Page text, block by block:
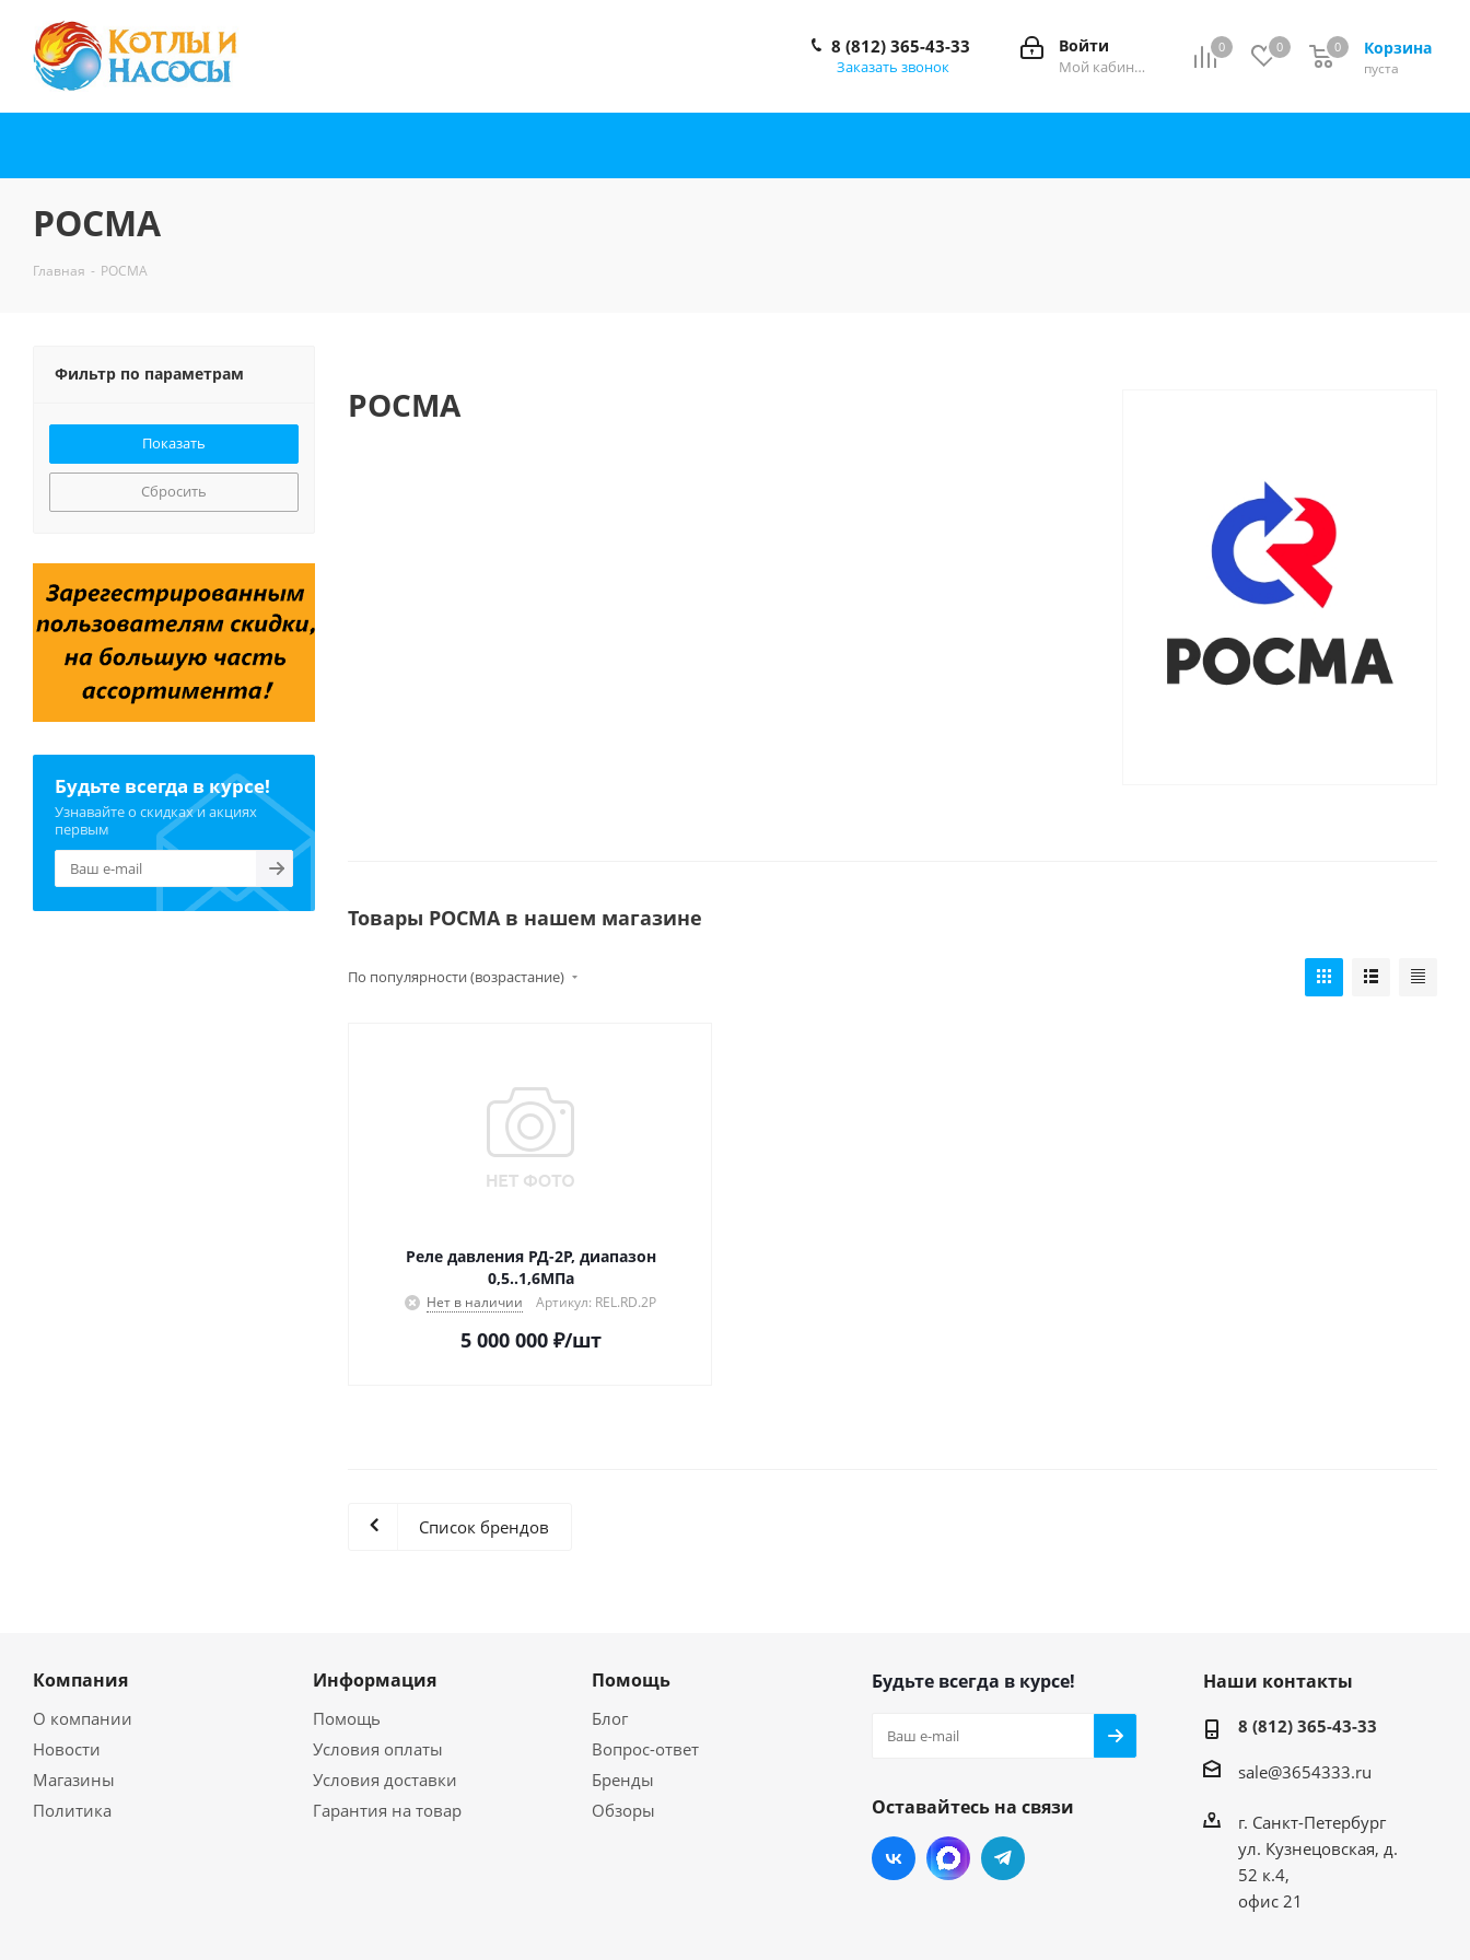
0 0 Корзина
0
пуста
0
Войти
Мой кабинет
8 (812) 365-43-33
Заказать звонок
РОСМА
Главная - РОСМА
РОСМА
Товары РОСМА в нашем магазине
По популярности (возрастание)
Реле давления РД-2Р, диапазон
0,5..1,6МПа
Нет в наличии Артикул: REL.RD.2P
5 000 000₽/шт
Список брендов
Фильтр по параметрам
Сбросить
Будьте всегда в курсе!
Узнавайте о скидках и акциях
первым
Компания
О компании
Новости
Магазины
Политика
Информация
Помощь
Условия оплаты
Условия доставки
Гарантия на товар
Помощь
Блог
Вопрос-ответ
Бренды
Обзоры
Будьте всегда в курсе!
Оставайтесь на связи
Наши контакты
8 (812) 365-43-33
sale@3654333.ru
г. Санкт-Петербург
ул. Кузнецовская, д.
52 к.4,
офис 21